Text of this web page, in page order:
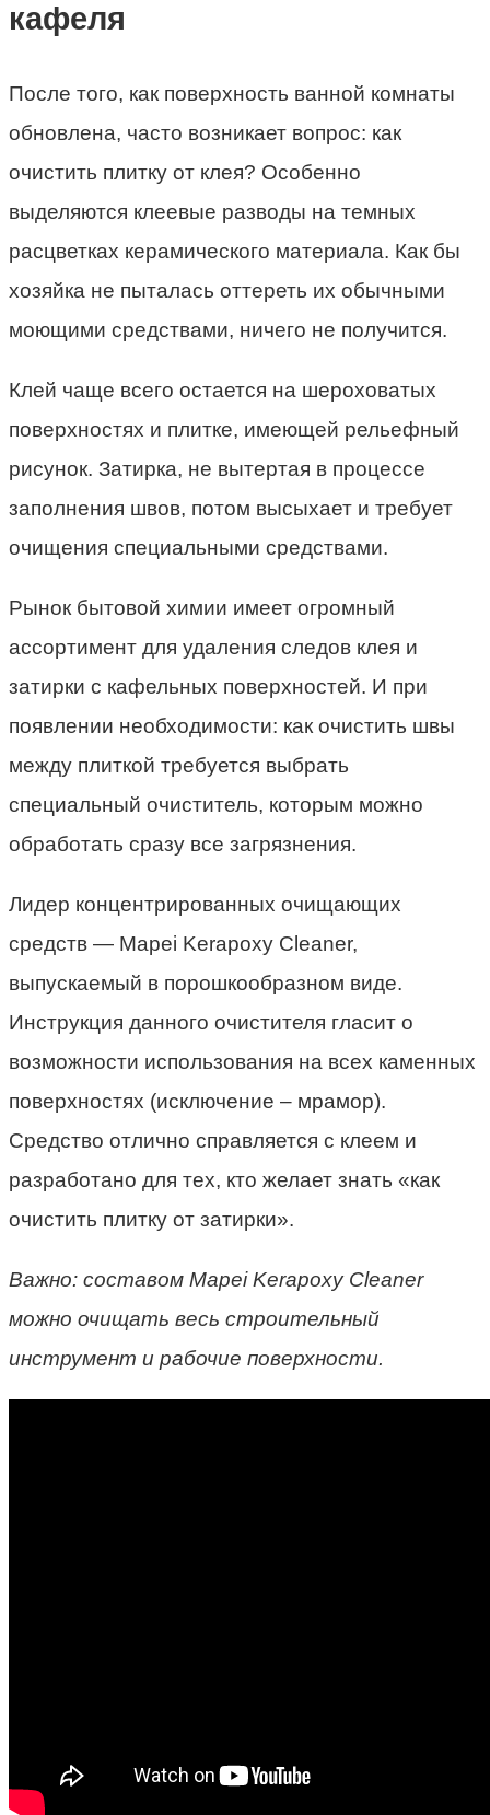
кафеля
После того, как поверхность ванной комнаты
обновлена, часто возникает вопрос: как
очистить плитку от клея? Особенно
выделяются клеевые разводы на темных
расцветках керамического материала. Как бы
хозяйка не пыталась оттереть их обычными
моющими средствами, ничего не получится.
Клей чаще всего остается на шероховатых
поверхностях и плитке, имеющей рельефный
рисунок. Затирка, не вытертая в процессе
заполнения швов, потом высыхает и требует
очищения специальными средствами.
Рынок бытовой химии имеет огромный
ассортимент для удаления следов клея и
затирки с кафельных поверхностей. И при
появлении необходимости: как очистить швы
между плиткой требуется выбрать
специальный очиститель, которым можно
обработать сразу все загрязнения.
Лидер концентрированных очищающих
средств — Mapei Kerapoxy Cleaner,
выпускаемый в порошкообразном виде.
Инструкция данного очистителя гласит о
возможности использования на всех каменных
поверхностях (исключение – мрамор).
Средство отлично справляется с клеем и
разработано для тех, кто желает знать «как
очистить плитку от затирки».
Важно: составом Mapei Kerapoxy Cleaner
можно очищать весь строительный
инструмент и рабочие поверхности.